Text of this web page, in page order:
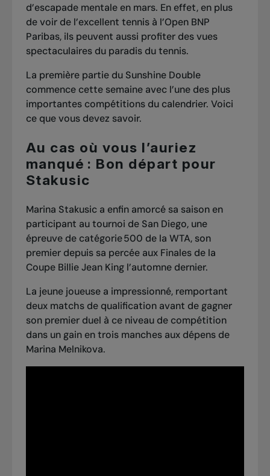
d’escapade mentale en mars. En effet, en plus
de voir de l’excellent tennis à l’Open BNP
Paribas, ils peuvent aussi profiter des vues
spectaculaires du paradis du tennis.
La première partie du Sunshine Double
commence cette semaine avec l’une des plus
importantes compétitions du calendrier. Voici
ce que vous devez savoir.
Au cas où vous l’auriez
manqué : Bon départ pour
Stakusic
Marina Stakusic a enfin amorcé sa saison en
participant au tournoi de San Diego, une
épreuve de catégorie 500 de la WTA, son
premier depuis sa percée aux Finales de la
Coupe Billie Jean Kingl’automne dernier.
La jeune joueuse a impressionné, remportant
deux matchs de qualification avant de gagner
son premier duel à ce niveau de compétition
dans un gain en trois manches aux dépens de
Marina Melnikova.